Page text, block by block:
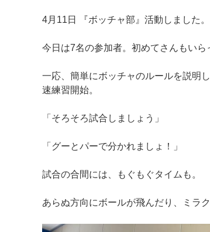
4月11日 『ボッチャ部』活動しました。
今日は7名の参加者。初めてさんもいら
一応、簡単にボッチャのルールを説明
速練習開始。
「そろそろ試合しましょう」
「グーとパーで分かれましょ！」
試合の合間には、もぐもぐタイムも。
あらぬ方向にボールが飛んだり、ミラ
マイメディア検索